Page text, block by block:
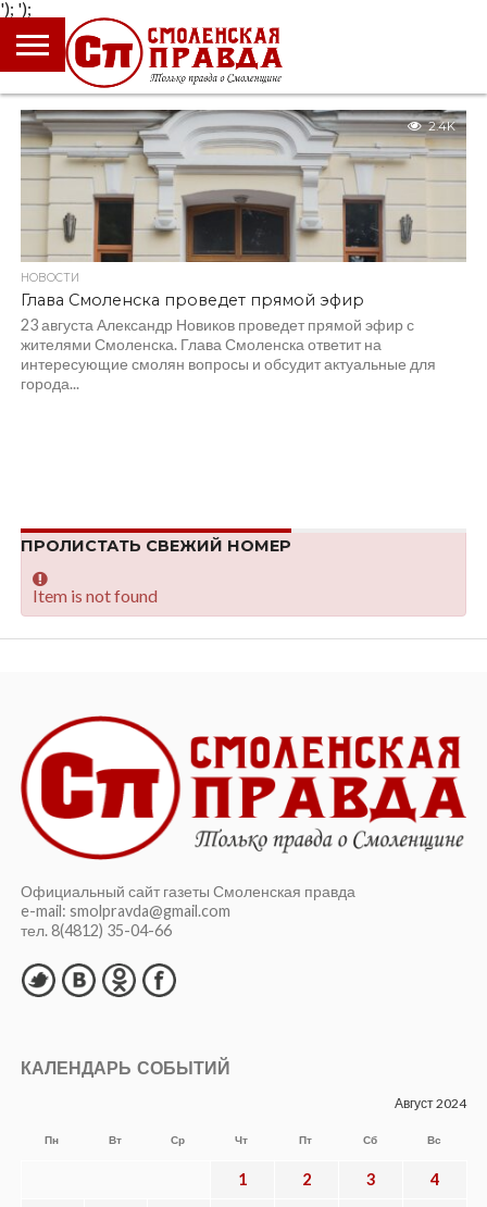
');
ГЛАВНАЯ
НОВОСТИ
ПРОИСШЕСТВИЯ
ПОЛИТИКА
КУЛЬТУРА
ЭКОНОМИКА
ОБЩЕСТВО
БЛОГИ
2.4K
НОВОСТИ
Глава Смоленска проведет прямой эфир
23 августа Александр Новиков проведет прямой эфир с
жителями Смоленска. Глава Смоленска ответит на
интересующие смолян вопросы и обсудит актуальные для
города...
ПРОЛИСТАТЬ СВЕЖИЙ НОМЕР
Item is not found
Официальный сайт газеты Смоленская правда
e-mail: smolpravda@gmail.com
тел. 8(4812) 35-04-66
КАЛЕНДАРЬ СОБЫТИЙ
Август 2024
Пн Вт Ср Чт Пт Сб Вс
1 2 3 4
');